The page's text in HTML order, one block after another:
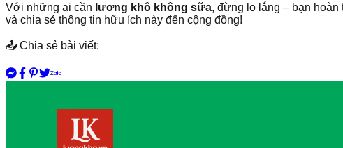
Với những ai cần lương khô không sữa, đừng lo lắng – bạn
và chia sẻ thông tin hữu ích này đến cộng đồng!
📤 Chia sẻ bài viết: